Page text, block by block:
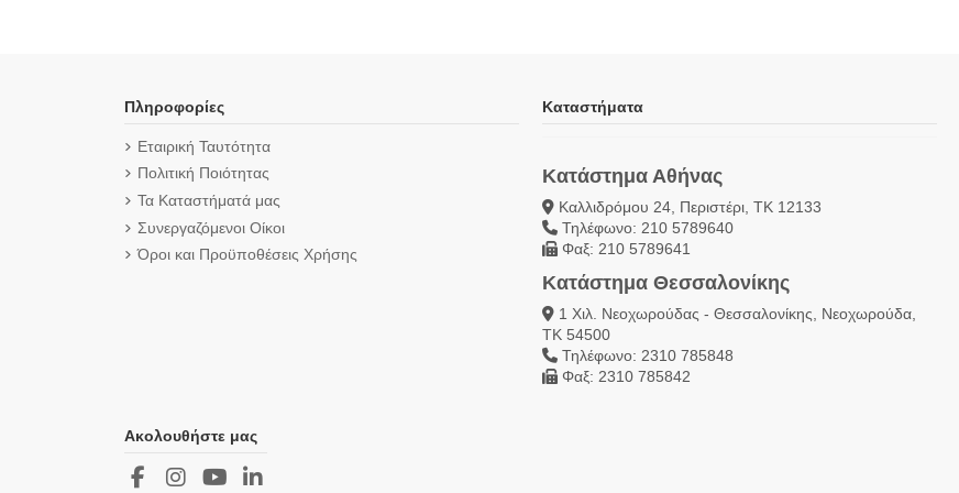
Πληροφορίες
Εταιρική Ταυτότητα
Πολιτική Ποιότητας
Τα Καταστήματά μας
Συνεργαζόμενοι Οίκοι
Όροι και Προϋποθέσεις Χρήσης
Καταστήματα
Κατάστημα Αθήνας
Καλλιδρόμου 24, Περιστέρι, ΤΚ 12133
Τηλέφωνο: 210 5789640
Φαξ: 210 5789641
Κατάστημα Θεσσαλονίκης
1 Χιλ. Νεοχωρούδας - Θεσσαλονίκης, Νεοχωρούδα,
ΤΚ 54500
Τηλέφωνο: 2310 785848
Φαξ: 2310 785842
Ακολουθήστε μας